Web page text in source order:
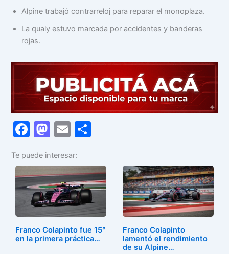
Alpine trabajó contrarreloj para reparar el monoplaza.
La qualy estuvo marcada por accidentes y banderas
rojas.
F
c
e
b
o
o
k
M
st
o
d
o
n
E
ai
l
m
p
ar
tir
Te puede interesar:
Franco Colapinto fue 15°
en la primera práctica…
Franco Colapinto
lamentó el rendimiento
de su Alpine…